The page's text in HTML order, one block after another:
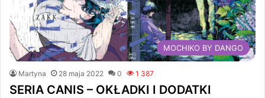
MOCHIKO BY DANGO
Martyna 28 maja 2022 0 1 387
SERIA CANIS – OKŁADKI I DODATKI